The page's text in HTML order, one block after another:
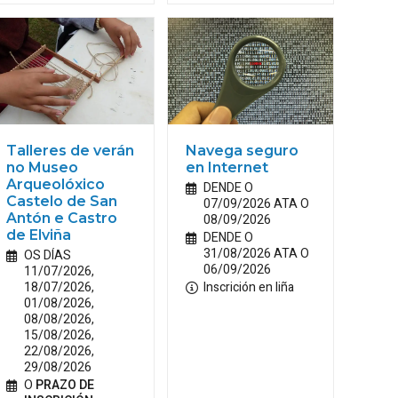
Talleres de verán
no Museo
Arqueolóxico
Castelo de San
Antón e Castro
de Elviña
OS DÍAS
11/07/2026,
18/07/2026,
01/08/2026,
08/08/2026,
15/08/2026,
22/08/2026,
29/08/2026
O PRAZO DE
Navega seguro
en Internet
DENDE O
07/09/2026 ATA O
08/09/2026
DENDE O
31/08/2026 ATA O
06/09/2026
Inscrición en liña